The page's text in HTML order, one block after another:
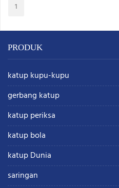
1
PRODUK
katup kupu-kupu
gerbang katup
katup periksa
katup bola
katup Dunia
saringan